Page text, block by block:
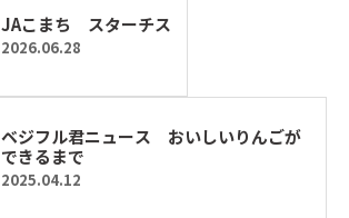
JAこまち スターチス
2026.06.28
ベジフル君ニュース おいしいりんごが
できるまで
2025.04.12